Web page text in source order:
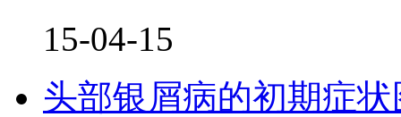
15-04-15
头部银屑病的初期症状